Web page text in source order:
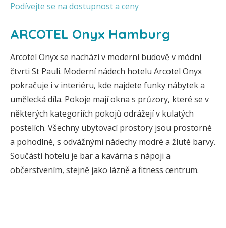
Podívejte se na dostupnost a ceny
ARCOTEL Onyx Hamburg
Arcotel Onyx se nachází v moderní budově v módní
čtvrti St Pauli. Moderní nádech hotelu Arcotel Onyx
pokračuje i v interiéru, kde najdete funky nábytek a
umělecká díla. Pokoje mají okna s průzory, které se v
některých kategoriích pokojů odrážejí v kulatých
postelích. Všechny ubytovací prostory jsou prostorné
a pohodlné, s odvážnými nádechy modré a žluté barvy.
Součástí hotelu je bar a kavárna s nápoji a
občerstvením, stejně jako lázně a fitness centrum.